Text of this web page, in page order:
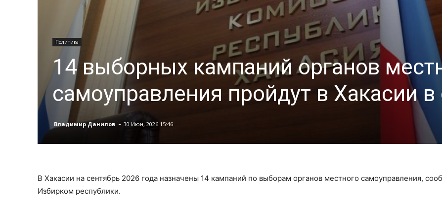
Политика
14 выборных кампаний органов
самоуправления пройдут в Хакасии в
Владимир Данилов - 30 Июн, 2026 15:46
В Хакасии на сентябрь 2026 года назначены 14 кампаний по выборам органов местного самоуправления,
Избирком республики.